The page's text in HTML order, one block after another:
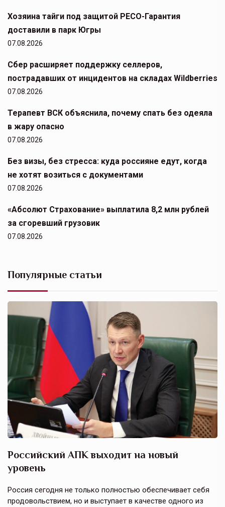
Хозяина тайги под защитой РЕСО-Гарантия
доставили в парк Югры
07.08.2026
Сбер расширяет поддержку селлеров,
пострадавших от инцидентов на складах Wildberries
07.08.2026
Терапевт ВСК объяснила, почему спать без одеяла
в жару опасно
07.08.2026
Без визы, без стресса: куда россияне едут, когда
не хотят возиться с документами
07.08.2026
«Абсолют Страхование» выплатила 8,2 млн рублей
за сгоревший грузовик
07.08.2026
Популярные статьи
Российский АПК выходит на новый
уровень
Россия сегодня не только полностью обеспечивает себя
продовольствием, но и выступает в качестве одного из